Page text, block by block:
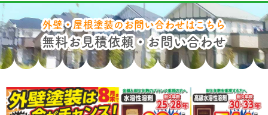
外壁・屋根塗装のお問い合わせはこちら
無料お見積依頼・お問い合わせ